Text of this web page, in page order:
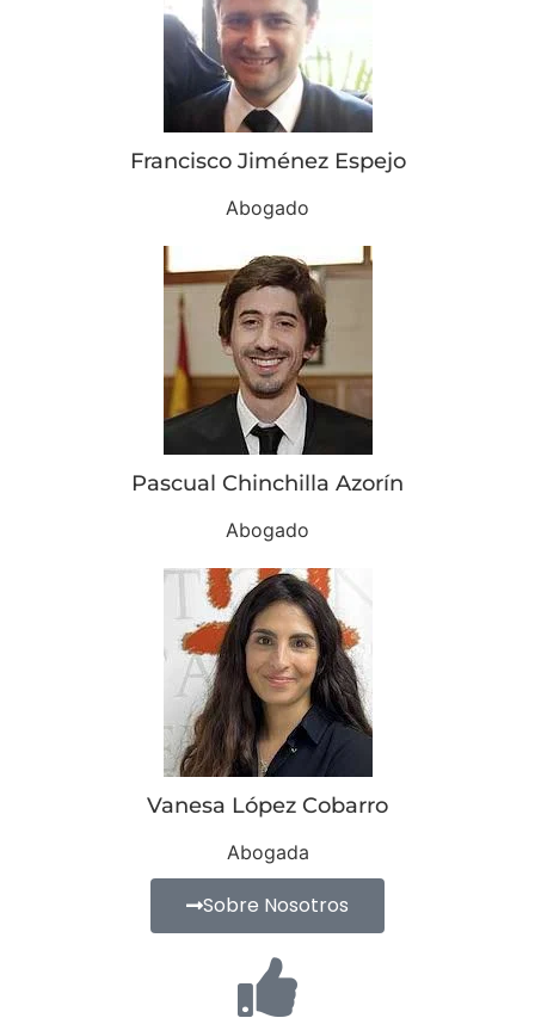
Francisco Jiménez Espejo
Abogado
Pascual Chinchilla Azorín
Abogado
Vanesa López Cobarro
Abogada
Sobre Nosotros